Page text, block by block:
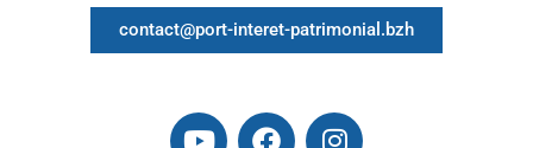
contact@port-interet-patrimonial.bzh